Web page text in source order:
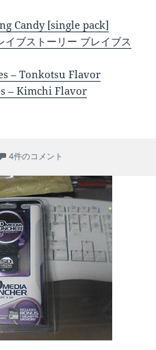
Candy [single pack]
イブストーリー ブレイブス
– Tonkotsu Flavor
– Kimchi Flavor
Play-Asia.com 全品20％オフセール実
4件のコメント